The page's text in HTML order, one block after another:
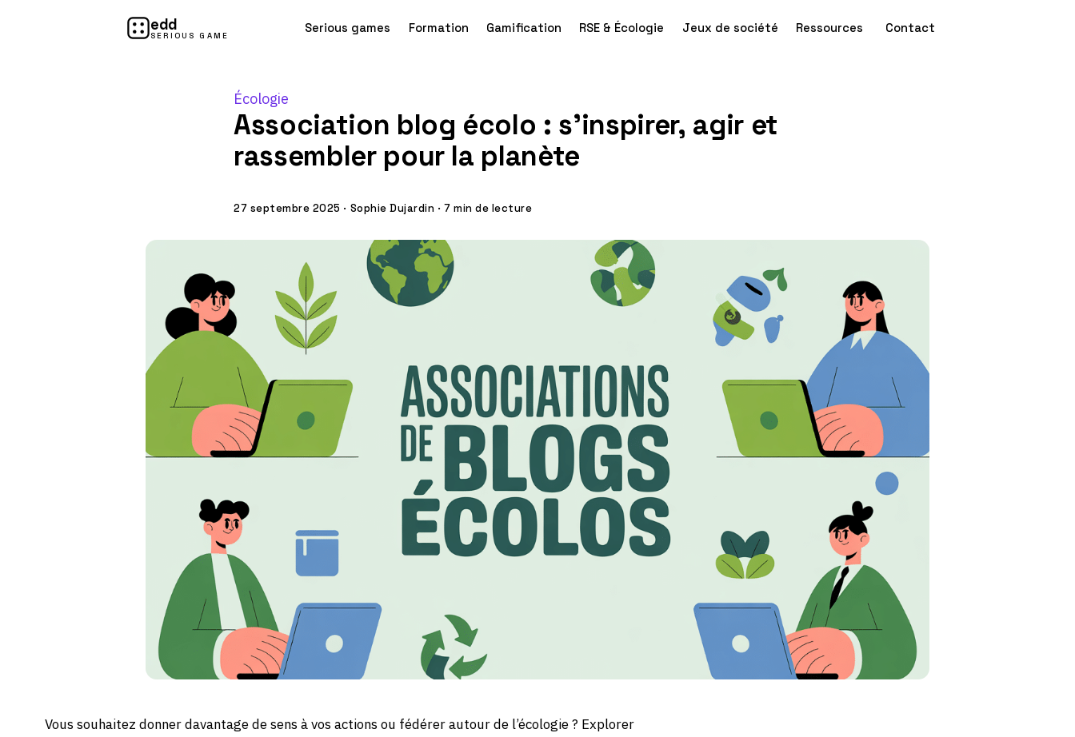
edd
SERIOUS GAME
Serious games Formation Gamification RSE & Écologie Jeux de société Ressources Contact
Écologie
Association blog écolo : s’inspirer, agir et
rassembler pour la planète
27 septembre 2025 · Sophie Dujardin · 7 min de lecture
Vous souhaitez donner davantage de sens à vos actions ou fédérer autour de l’écologie ? Explorer